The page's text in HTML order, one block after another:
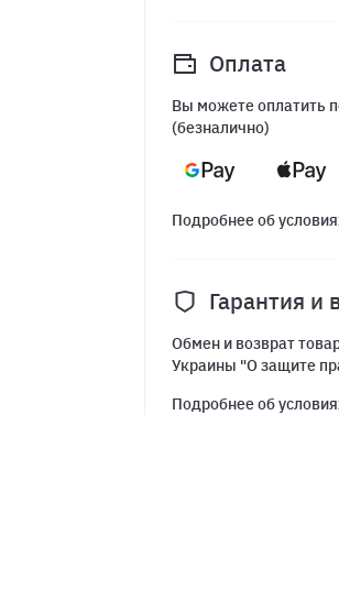
Оплата
Вы можете оплатить
(безналично)
Подробнее об
Гарантия и
Обмен и возврат
Украины "О защите
Подробнее об